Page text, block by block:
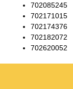
702085245
702171015
702174376
702182072
702620052